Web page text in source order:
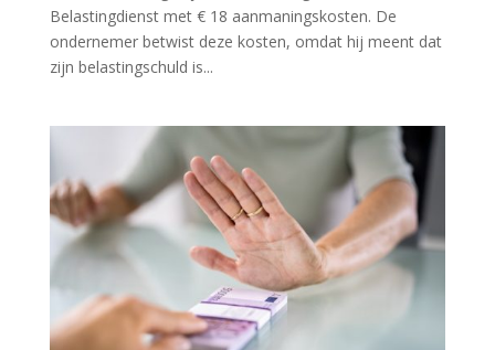
Belastingdienst met € 18 aanmaningskosten. De
ondernemer betwist deze kosten, omdat hij meent dat
zijn belastingschuld is...